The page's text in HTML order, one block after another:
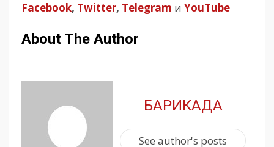
Facebook, Twitter, Telegram и YouTube
About The Author
БАРИКАДА
See author's posts